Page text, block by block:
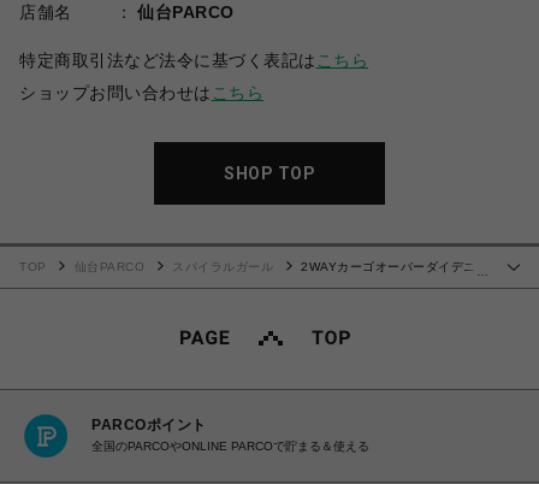
店舗名
仙台PARCO
特定商取引法など法令に基づく表記は こちら
ショップお問い合わせは こちら
SHOP TOP
TOP 仙台PARCO スパイラルガール
2WAYカーゴオーバーダイデニ
PARCOポイント
全国のPARCOやONLINE PARCOで貯まる＆使える